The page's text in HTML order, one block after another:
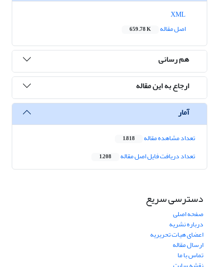
اصل مقاله
659.78 K
هم رسانی
ارجاع به این مقاله
آمار
تعداد مشاهده مقاله 1,818
تعداد دریافت فایل اصل مقاله 1,208
دسترسی سریع
صفحه اصلی
درباره نشریه
اعضای هیات تحریریه
ارسال مقاله
تماس با ما